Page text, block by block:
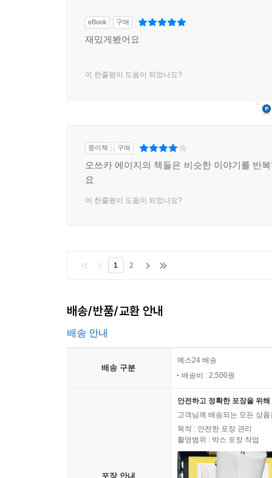
eBook 구매
재밌게봤어요
이 한줄평이 도움이 되었나요?
종이책 구매
오쓰카 에이지의 책들은 비슷한 이야기를 반
요
이 한줄평이 도움이 되었나요?
1 2
배송/반품/교환 안내
배송 안내
배송 구분
예스24 배송
배송비 : 2,500원
포장 안내
안전하고 정확한 포장을 위
고객님께 배송되는 모든 상
목적 : 안전한 포장 관리
촬영범위 : 박스 포장 작업